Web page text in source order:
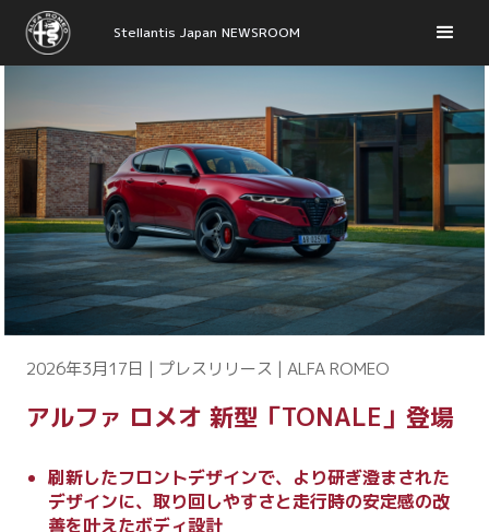
Stellantis Japan NEWSROOM
2026年3月17日 | プレスリリース | ALFA ROMEO
アルファ ロメオ 新型「TONALE」登場
刷新したフロントデザインで、より研ぎ澄まされた
デザインに、取り回しやすさと走行時の安定感の改
善を叶えたボディ設計